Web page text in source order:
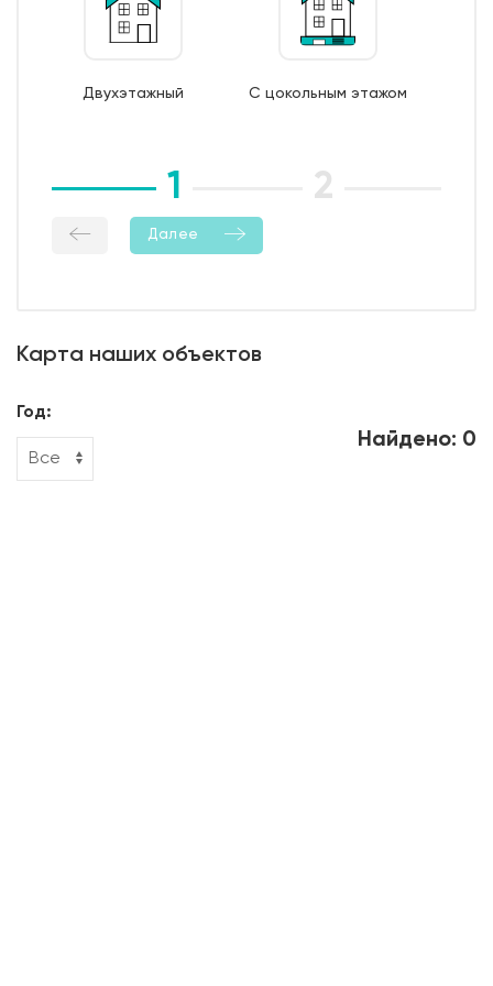
7. Монтаж опалубки из обрезной доски;
влажностный режима);
Двухэтажный С цокольным этажом
1 2
Далее
Карта наших объектов
Год:
Найдено: 0